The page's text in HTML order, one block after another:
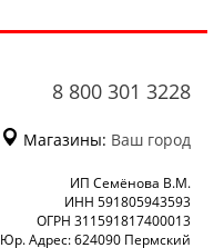
8 800 301 3228
Магазины: Ваш город
ИП Семёнова В.М.
ИНН 591805943593
ОГРН 311591817400013
Юр. Адрес: 624090 Пермский